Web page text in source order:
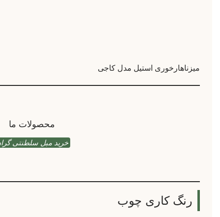
میزناهارخوری استیل مدل کاجی
محصولات ما
خرید مبل سلطنتی
رنگ کاری چوب